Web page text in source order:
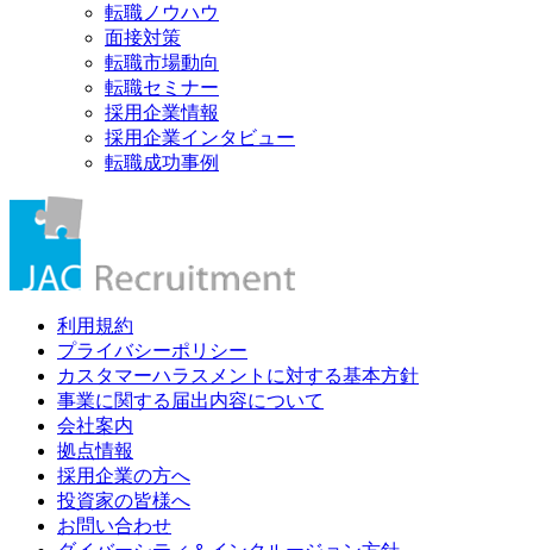
転職ノウハウ
面接対策
転職市場動向
転職セミナー
採用企業情報
採用企業インタビュー
転職成功事例
利用規約
プライバシーポリシー
カスタマーハラスメントに対する基本方針
事業に関する届出内容について
会社案内
拠点情報
採用企業の方へ
投資家の皆様へ
お問い合わせ